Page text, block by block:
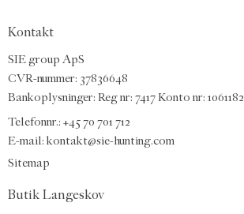
Kontakt
SIE group ApS
CVR-nummer: 37836648
Bankoplysninger: Reg nr: 7417 Konto nr: 1061182
Telefonnr.: +45 70 701 712
E-mail: kontakt@sie-hunting.com
Sitemap
Butik Langeskov